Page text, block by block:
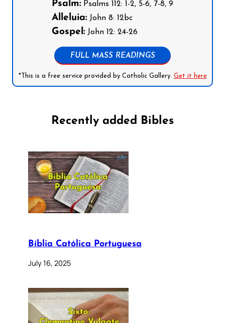
Psalm: Psalms 112: 1-2, 5-6, 7-8, 9
Alleluia: John 8: 12bc
Gospel: John 12: 24-26
FULL MASS READINGS
*This is a free service provided by Catholic Gallery. Get it here
Recently added Bibles
Bíblia Católica Portuguesa
July 16, 2025